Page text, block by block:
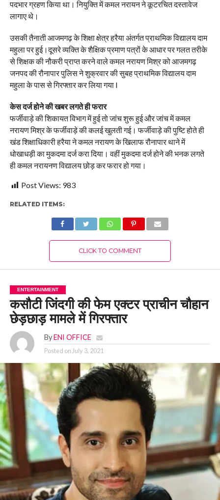
पदभार ग्रहण किया था। नियुक्ति में कमल नरायन ने कूटरचित दस्तावेज
लागाए थे।
उसकी तैनाती आजमगढ़ के शिक्षा क्षेत्र हरैया अंतर्गत प्राथमिक विद्यालय दाम
महुला पर हुई।दूसरे व्यक्ति के शैक्षिक प्रमाण पत्रों के आधार पर गलत तरीके
से शिक्षक की नौकरी प्राप्त करने वाले कमल नरायण मिश्र को आजमगढ़
जनपद की रौनापार पुलिस ने शुक्रवार की सुबह प्राथमिक विद्यालय दाम
महुला के पास से गिरफ्तार कर लिया गया l
केस दर्ज होने की खबर लगते ही फरार
फर्जीवाड़े की शिकायत विभाग में हुई तो जांच शुरू हुई और जांच में कमल
नरायण मिश्र के फर्जीवाड़े की कलई खुलती गई। फर्जीवाड़े की पुष्टि होते ही
खंड शिक्षाधिकारी हरैया ने कमल नरायण के खिलाफ रौनापार थाने में
धोखाधड़ी का मुकदमा दर्ज करा दिया। वहीं मुकदमा दर्ज होने की भनक लगते
ही कमल नरायनण विद्यालय छोड़ कर फरार हो गया।
Post Views: 983
RELATED ITEMS:
CLICK TO COMMENT
ENTERTAINMENT
कसौटी जिंदगी की फेम एक्टर प्राचीन चौहान
छेड़छाड़ मामले में गिरफ्तार
By ENI OFFICE
Posted onJuly 3, 2021